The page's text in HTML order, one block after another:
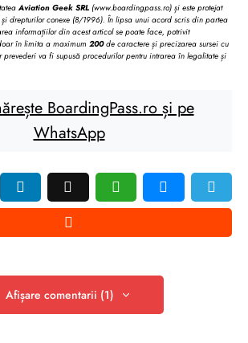
Aviation Geek SRL (www.boardingpass.ro) și este protejat
drepturilor conexe (8/1996). În lipsa unui acord scris din partea
informațiilor din acest articol se poate face, potrivit
în limita a maximum 200de caractere și precizarea sursei cu
prevederi va fi supusă procedurilor pentru intrarea în legalitate și
BoardingPass.ro și pe
WhatsApp
Afișare comentarii (1)